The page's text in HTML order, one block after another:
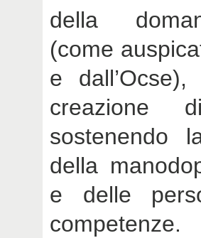
della
(come
e
creazione
sostenendo
della
e delle
competenze.